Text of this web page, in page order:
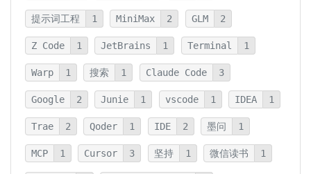
提示词工程 1 MiniMax 2 GLM 2
Z Code 1 JetBrains 1 Terminal 1
Warp 1 搜索 1 Claude Code 3
Google 2 Junie 1 vscode 1 IDEA 1
Trae 2 Qoder 1 IDE 2 墨问 1
MCP 1 Cursor 3 坚持 1 微信读书 1